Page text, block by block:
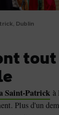
Dublin
Saint-Patrick à
Plus d'un